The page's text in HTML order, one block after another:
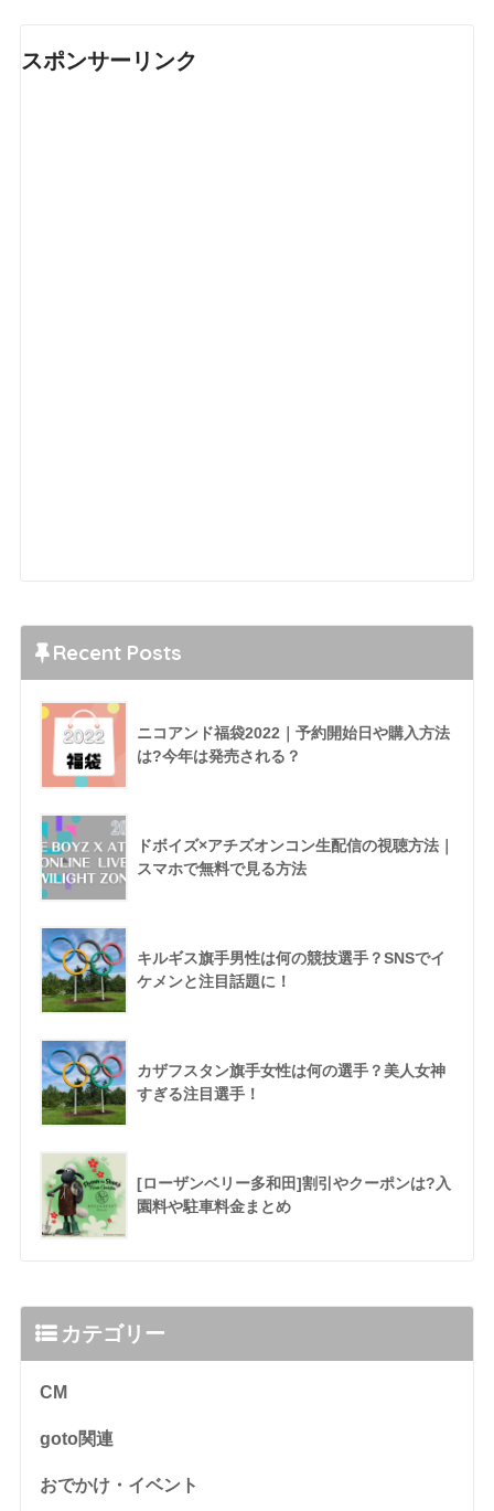
スポンサーリンク
Recent Posts
ニコアンド福袋2022｜予約開始日や購入方法
は?今年は発売される？
ドボイズ×アチズオンコン生配信の視聴方法｜
スマホで無料で見る方法
キルギス旗手男性は何の競技選手？SNSでイ
ケメンと注目話題に！
カザフスタン旗手女性は何の選手？美人女神
すぎる注目選手！
[ローザンベリー多和田]割引やクーポンは?入
園料や駐車料金まとめ
カテゴリー
CM
goto関連
おでかけ・イベント